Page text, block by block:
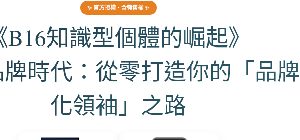
✨ 官方授權・含轉售權 ✨
B16知識型個體的崛起》
時代：從零打造你的「品牌
化領袖」之路